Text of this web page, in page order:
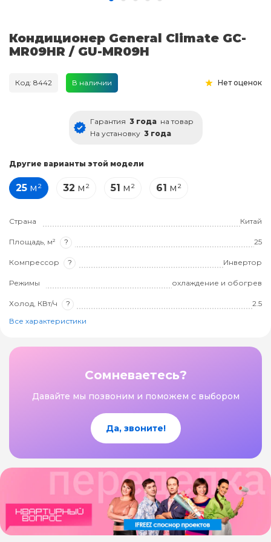
Кондиционер General Climate GC-
MR09HR / GU-MR09H
Код: 8442 В наличии Нет оценок
Гарантия 3 года на товар
На установку 3 года
Другие варианты этой модели
25 м² 32 м² 51 м² 61 м²
Страна Китай
Площадь, м² ? 25
Компрессор ? Инвертор
Режимы охлаждение и обогрев
Холод, КВт/ч ?
2.5
Все характеристики
Сомневаетесь?
Давайте мы позвоним и поможем с выбором
Да, звоните!